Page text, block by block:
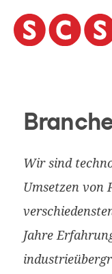
Projekte
Branchen
Solutions
Arbeiten@SCS
Jobs
Events
Kontakt
Wir sind
Umsetzen von
Jahre